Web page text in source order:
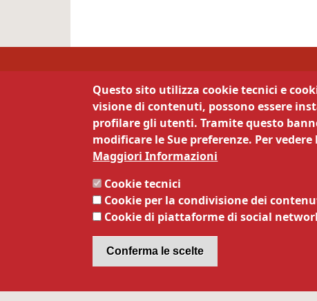
Camera di Commercio
Contatti
Via Calepina 13 - 38122 Trento
Mail: info@tn.camcom.it
Pec: cciaa@tn.legalmail.camcom.it
Codice fiscale e Partita Iva:
00262170228
Codice Univoco Ufficio:63DMG2
La
Questo sito utilizza cookie tecnici e
visione di contenuti, possono essere
profilare gli utenti. Tramite questo
modificare le Sue preferenze. Per
Maggiori Informazioni
Cookie tecnici
Cookie per la condivisione dei
Cookie di piattaforme di social
Conferma le scelte